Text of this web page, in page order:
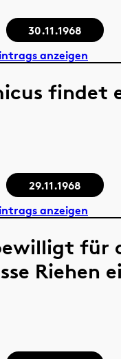
30.11.1968
anzeigen
29.11.1968
anzeigen
für
Riehen